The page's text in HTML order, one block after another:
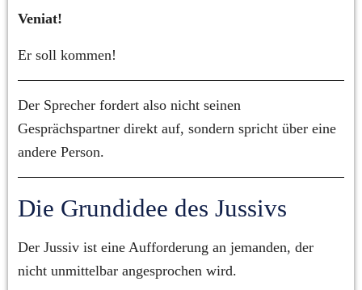
Veniat!
Er soll kommen!
Der Sprecher fordert also nicht seinen
Gesprächspartner direkt auf, sondern spricht über eine
andere Person.
Die Grundidee des Jussivs
Der Jussiv ist eine Aufforderung an jemanden, der
nicht unmittelbar angesprochen wird.